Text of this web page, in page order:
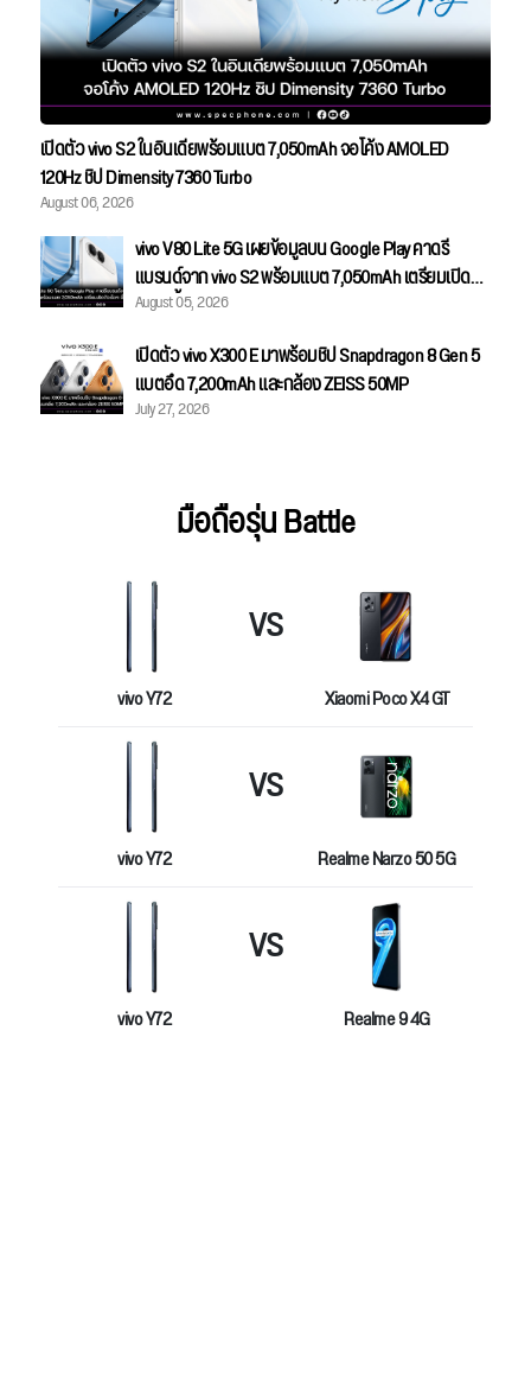
เปิดตัว vivo S2 ในอินเดียพร้อมแบต 7,050mAh จอโค้ง AMOLED
120Hz ชิป Dimensity 7360 Turbo
August 06, 2026
vivo V80 Lite 5G เผยข้อมูลบน Google Play คาดรี
แบรนด์จาก vivo S2 พร้อมแบต 7,050mAh เตรียมเปิดตัว
เร็วๆ นี้
August 05, 2026
เปิดตัว vivo X300 E มาพร้อมชิป Snapdragon 8 Gen 5
แบตอึด 7,200mAh และกล้อง ZEISS 50MP
July 27, 2026
มือถือรุ่น Battle
vivo Y72
VS
Xiaomi Poco X4 GT
vivo Y72
VS
Realme Narzo 50 5G
vivo Y72
VS
Realme 9 4G